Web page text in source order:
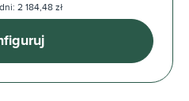
2 184,48 zł